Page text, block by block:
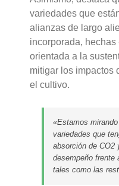
variedades que
alianzas de largo
incorporada,
orientada a la
mitigar los impactos
el cultivo.
«Estamos
variedades que
absorción de CO2
desempeño frente
tales como las